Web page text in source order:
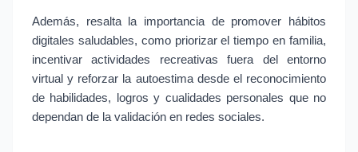
Además, resalta la importancia de promover hábitos
digitales saludables, como priorizar el tiempo en familia,
incentivar actividades recreativas fuera del entorno
virtual y reforzar la autoestima desde el reconocimiento
de habilidades, logros y cualidades personales que no
dependan de la validación en redes sociales.